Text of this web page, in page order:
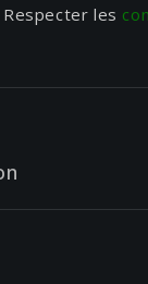
Respecter les